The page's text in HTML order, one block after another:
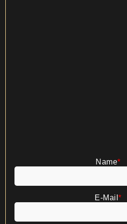
Name*
E-Mail*